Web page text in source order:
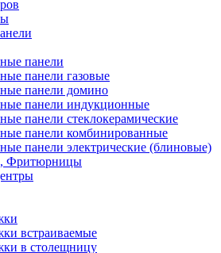
панели
панели газовые
панели домино
панели индукционные
панели стеклокерамические
панели комбинированные
панели электрические (блиновые)
Фритюрницы
встраиваемые
в столещницу